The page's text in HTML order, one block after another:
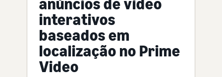
anúncios de vídeo
interativos
baseados em
localização no Prime
Video